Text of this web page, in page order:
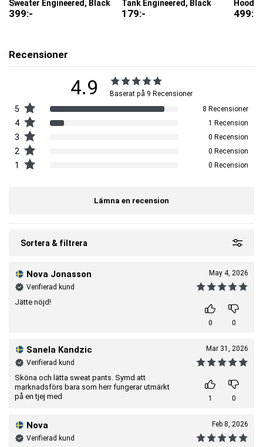
EAN:
7332576096945
Sweater Engineered, Black
399:-
Tank Engineered, Black
179:- 499:-
Recensioner
4.9 Baserat på 9 Recensioner
5 8 Recensioner
4 1 Recension
3 0 Recension
2 0 Recension
1 0 Recension
Lämna en recension
Sortera & filtrera
Nova Jonasson
Verifierad kund
Jätte nöjd!
May 4, 2026
0 0
Sanela Kandzic
Verifierad kund
Sköna och lätta sweat pants. Symd att
marknadsförs bara som herr fungerar utmärkt
på en tjej med
Mar 31, 2026
1 0
Nova
Verifierad kund
Feb 8, 2026